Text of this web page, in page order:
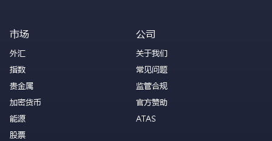
市场
外汇
指数
贵金属
加密货币
能源
股票
公司
关于我们
常见问题
监管合规
官方赞助
ATAS